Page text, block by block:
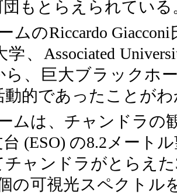
団もとらえられている
ムのRiccardo
学、Associated
ら、巨大ブラックホ
動的であったことが
ムは、チャンドラの
(ESO) の8.2メート
チャンドラがとらえ
の可視光スペクトル